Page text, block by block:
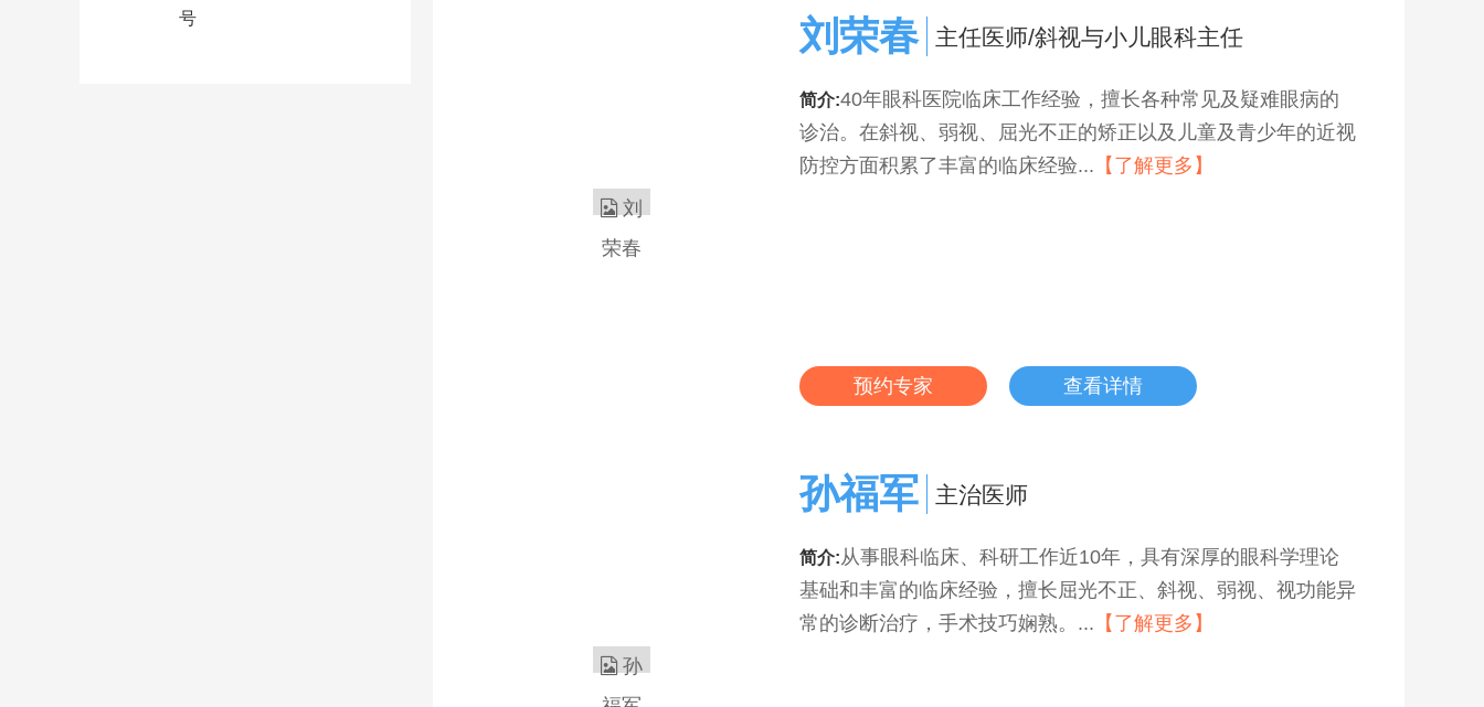
号
刘荣春 主任医师/斜视与小儿眼科主任
简介:40年眼科医院临床工作经验，擅长各种常见及疑难眼病的
诊治。在斜视、弱视、屈光不正的矫正以及儿童及青少年的近视
防控方面积累了丰富的临床经验... 【了解更多】
预约专家 查看详情
孙福军 主治医师
简介:从事眼科临床、科研工作近10年，具有深厚的眼科学理论
基础和丰富的临床经验，擅长屈光不正、斜视、弱视、视功能异
常的诊断治疗，手术技巧娴熟。... 【了解更多】